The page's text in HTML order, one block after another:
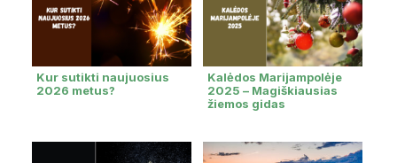
Kur sutikti naujuosius
2026 metus?
Kalėdos Marijampolėje
2025 – Magiškiausias
žiemos gidas